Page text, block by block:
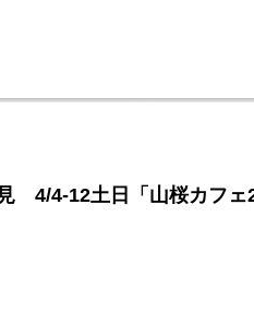
4/4-12土日「山桜カフェ